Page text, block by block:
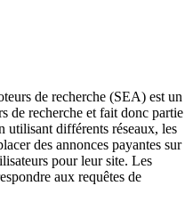
de recherche (SEA) est un
de recherche et fait donc partie
utilisant différents réseaux, les
des annonces payantes sur
pour leur site. Les
aux requêtes de